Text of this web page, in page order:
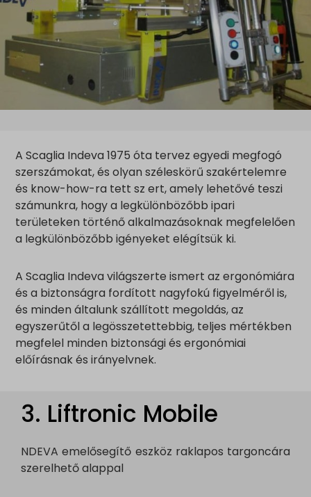
A Scaglia Indeva 1975 óta tervez egyedi megfogó
szerszámokat, és olyan széleskörű szakértelemre
és know-how-ra tett sz ert, amely lehetővé teszi
számunkra, hogy a legkülönbözőbb ipari
területeken történő alkalmazásoknak megfelelően
a legkülönbözőbb igényeket elégítsük ki.
A Scaglia Indeva világszerte ismert az ergonómiára
és a biztonságra fordított nagyfokú figyelméről is,
és minden általunk szállított megoldás, az
egyszerűtől a legösszetettebbig, teljes mértékben
megfelel minden biztonsági és ergonómiai
előírásnak és irányelvnek.
3. Liftronic Mobile
NDEVA emelősegítő eszköz raklapos targoncára
szerelhető alappal